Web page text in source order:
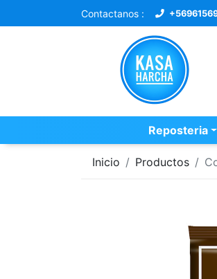
Contactanos :
Reposteria
Inicio Productos